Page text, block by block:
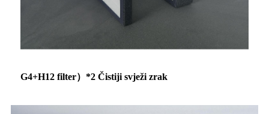
G4+H12 filter）*2 Čistiji svježi zrak